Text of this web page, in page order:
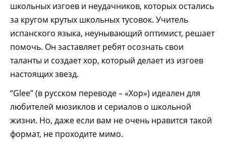
школьных изгоев и неудачников, которых остались
за кругом крутых школьных тусовок. Учитель
испанского языка, неунывающий оптимист, решает
помочь. Он заставляет ребят осознать свои
таланты и создает хор, который делает из изгоев
настоящих звезд.
“Glee” (в русском переводе – «Хор») идеален для
любителей мюзиклов и сериалов о школьной
жизни. Но, даже если вам не очень нравится такой
формат, не проходите мимо.